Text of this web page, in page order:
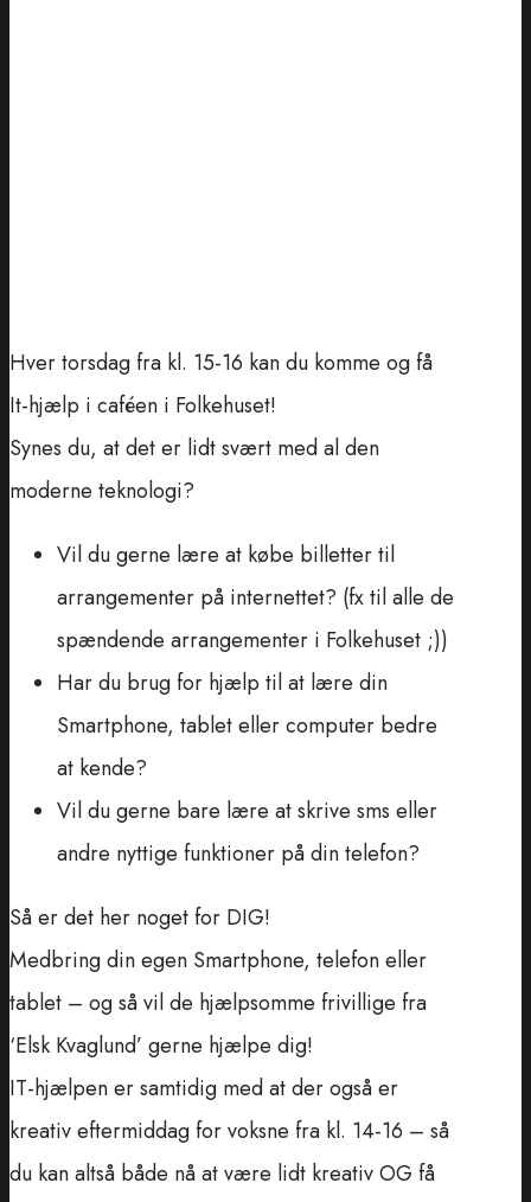
Hver torsdag fra kl. 15-16 kan du komme og få
It-hjælp i caféen i Folkehuset!
Synes du, at det er lidt svært med al den
moderne teknologi?
Vil du gerne lære at købe billetter til
arrangementer på internettet? (fx til alle de
spændende arrangementer i Folkehuset ;))
Har du brug for hjælp til at lære din
Smartphone, tablet eller computer bedre
at kende?
Vil du gerne bare lære at skrive sms eller
andre nyttige funktioner på din telefon?
Så er det her noget for DIG!
Medbring din egen Smartphone, telefon eller
tablet – og så vil de hjælpsomme frivillige fra
‘Elsk Kvaglund’ gerne hjælpe dig!
IT-hjælpen er samtidig med at der også er
kreativ eftermiddag for voksne fra kl. 14-16 – så
du kan altså både nå at være lidt kreativ OG få